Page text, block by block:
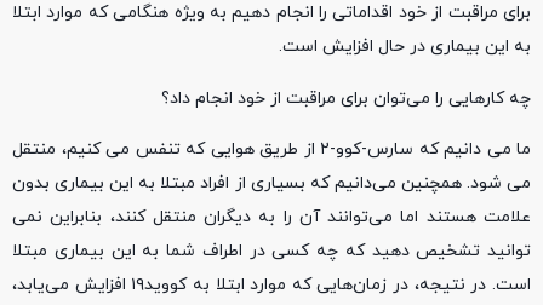
برای مراقبت از خود اقداماتی را انجام دهیم به ویژه هنگامی که موارد ابتلا
به این بیماری در حال افزایش است.
چه کارهایی را می‌توان برای مراقبت از خود انجام داد؟
ما می دانیم که سارس-کوو-۲ از طریق هوایی که تنفس می کنیم، منتقل
می شود. همچنین می‌دانیم که بسیاری از افراد مبتلا به این بیماری بدون
علامت هستند اما می‌توانند آن را به دیگران منتقل کنند، بنابراین نمی
توانید تشخیص دهید که چه کسی در اطراف شما به این بیماری مبتلا
است. در نتیجه، در زمان‌هایی که موارد ابتلا به کووید۱۹ افزایش می‌یابد،